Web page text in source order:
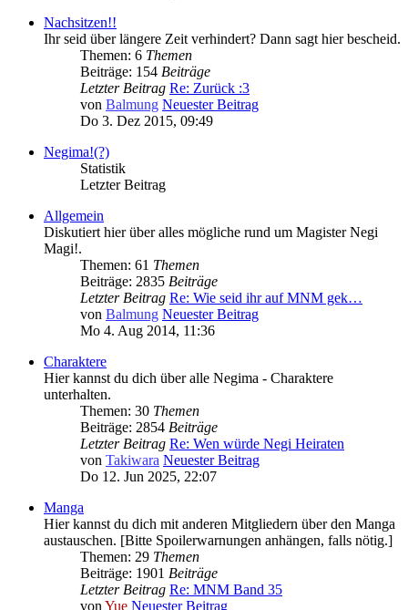
Nachsitzen!!
Ihr seid über längere Zeit verhindert? Dann sagt hier bescheid.
Themen: 6 Themen
Beiträge: 154 Beiträge
Letzter Beitrag Re: Zurück :3
von Balmung Neuester Beitrag
Do 3. Dez 2015, 09:49
Negima!(?)
Statistik
Letzter Beitrag
Allgemein
Diskutiert hier über alles mögliche rund um Magister Negi
Magi!.
Themen: 61 Themen
Beiträge: 2835 Beiträge
Letzter Beitrag Re: Wie seid ihr auf MNM gek…
von Balmung Neuester Beitrag
Mo 4. Aug 2014, 11:36
Charaktere
Hier kannst du dich über alle Negima - Charaktere
unterhalten.
Themen: 30 Themen
Beiträge: 2854 Beiträge
Letzter Beitrag Re: Wen würde Negi Heiraten
von Takiwara Neuester Beitrag
Do 12. Jun 2025, 22:07
Manga
Hier kannst du dich mit anderen Mitgliedern über den Manga
austauschen. [Bitte Spoilerwarnungen anhängen, falls nötig.]
Themen: 29 Themen
Beiträge: 1901 Beiträge
Letzter Beitrag Re: MNM Band 35
von Yue Neuester Beitrag